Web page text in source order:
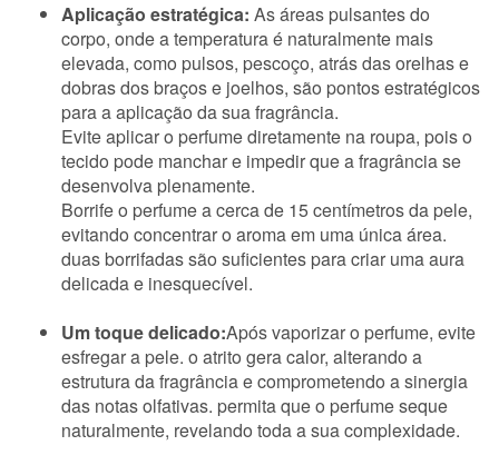
Aplicação estratégica: As áreas pulsantes do
corpo, onde a temperatura é naturalmente mais
elevada, como pulsos, pescoço, atrás das orelhas e
dobras dos braços e joelhos, são pontos estratégicos
para a aplicação da sua fragrância.
Evite aplicar o perfume diretamente na roupa, pois o
tecido pode manchar e impedir que a fragrância se
desenvolva plenamente.
Borrife o perfume a cerca de 15 centímetros da pele,
evitando concentrar o aroma em uma única área.
duas borrifadas são suficientes para criar uma aura
delicada e inesquecível.
Um toque delicado:Após vaporizar o perfume, evite
esfregar a pele. o atrito gera calor, alterando a
estrutura da fragrância e comprometendo a sinergia
das notas olfativas. permita que o perfume seque
naturalmente, revelando toda a sua complexidade.